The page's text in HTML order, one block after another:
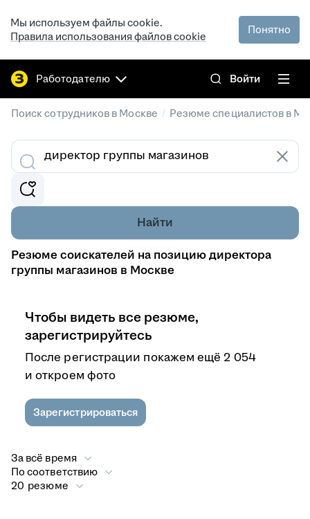
Мы используем файлы cookie.
Правила использования файлов cookie
Понятно
Работодателю Войти
Поиск сотрудников в Москве / Резюме специалистов в
Найти
Резюме соискателей на позицию директора
группы магазинов в Москве
Чтобы видеть все резюме,
зарегистрируйтесь
После регистрации покажем ещё 2 054
и откроем фото
Зарегистрироваться
За всё время
По соответствию
20 резюме